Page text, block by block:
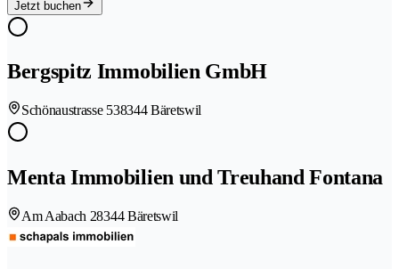
Jetzt buchen
Bergspitz Immobilien GmbH
Schönaustrasse 538344 Bäretswil
Menta Immobilien und Treuhand Fontana
Am Aabach 28344 Bäretswil